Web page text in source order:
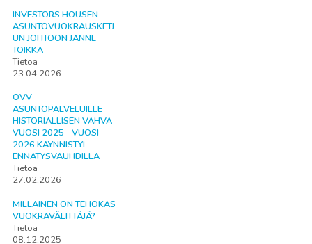
INVESTORS HOUSEN
ASUNTOVUOKRAUSKETJ
UN JOHTOON JANNE
TOIKKA
Tietoa
23.04.2026
OVV
ASUNTOPALVELUILLE
HISTORIALLISEN VAHVA
VUOSI 2025 - VUOSI
2026 KÄYNNISTYI
ENNÄTYSVAUHDILLA
Tietoa
27.02.2026
MILLAINEN ON TEHOKAS
VUOKRAVÄLITTÄJÄ?
Tietoa
08.12.2025